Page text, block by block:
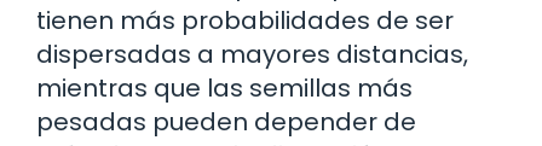
tienen más probabilidades de ser
dispersadas a mayores distancias,
mientras que las semillas más
pesadas pueden depender de